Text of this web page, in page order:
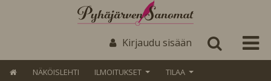
Kirjaudu sisään
NÄKÖISLEHTI ILMOITUKSET TILAA